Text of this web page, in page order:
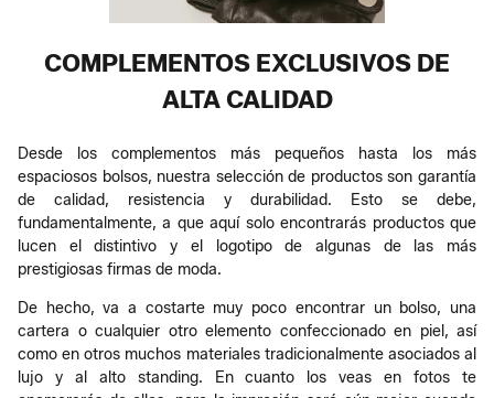
COMPLEMENTOS EXCLUSIVOS DE
ALTA CALIDAD
Desde los complementos más pequeños hasta los más
espaciosos bolsos, nuestra selección de productos son garantía
de calidad, resistencia y durabilidad. Esto se debe,
fundamentalmente, a que aquí solo encontrarás productos que
lucen el distintivo y el logotipo de algunas de las más
prestigiosas firmas de moda.
De hecho, va a costarte muy poco encontrar un bolso, una
cartera o cualquier otro elemento confeccionado en piel, así
como en otros muchos materiales tradicionalmente asociados al
lujo y al alto standing. En cuanto los veas en fotos te